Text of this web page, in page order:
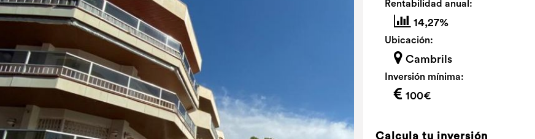
Rentabilidad anual:
14,27%
Ubicación:
Cambrils
Inversión mínima:
100€
Calcula tu inversión